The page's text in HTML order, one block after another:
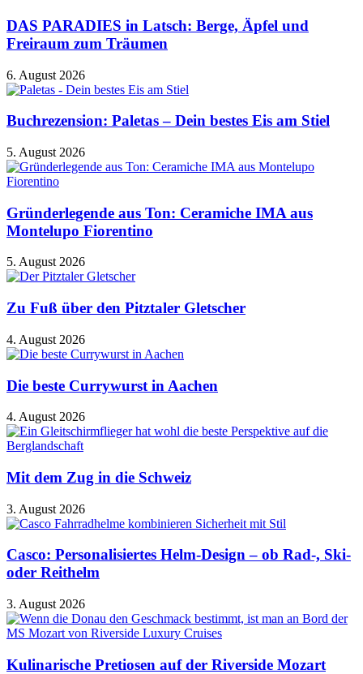
DAS PARADIES in Latsch: Berge, Äpfel und
Freiraum zum Träumen
6. August 2026
Buchrezension: Paletas – Dein bestes Eis am Stiel
5. August 2026
Gründerlegende aus Ton: Ceramiche IMA aus
Montelupo Fiorentino
5. August 2026
Zu Fuß über den Pitztaler Gletscher
4. August 2026
Die beste Currywurst in Aachen
4. August 2026
Mit dem Zug in die Schweiz
3. August 2026
Casco: Personalisiertes Helm-Design – ob Rad-, Ski-
oder Reithelm
3. August 2026
Kulinarische Pretiosen auf der Riverside Mozart